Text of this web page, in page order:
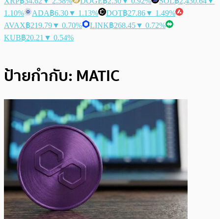
1.10%
ADA฿6.30▼ 1.13% DOT฿27.86▼ 1.49%
AVAX฿219.79▼ 0.70% LINK฿268.45▼ 0.72%
KUB฿20.21 ▼ 0.54%
ป้ายกำกับ: MATIC